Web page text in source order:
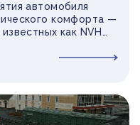
автомобиля
комфорта —
как NVH
и тихим